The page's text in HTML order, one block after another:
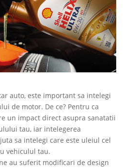
auto, este important sa intelegi
de motor. De ce? Pentru ca
un impact direct asupra sanatatii
tau, iar intelegerea
sa intelegi care este uleiul cel
vehiculul tau.
au suferit modificari de design